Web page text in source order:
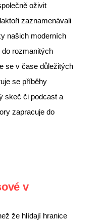
oživit
zaznamenávali
našich moderních
do rozmanitých
se v čase důležitých
se příběhy
skeč či podcast a
zapracuje do
v
že hlídají hranice